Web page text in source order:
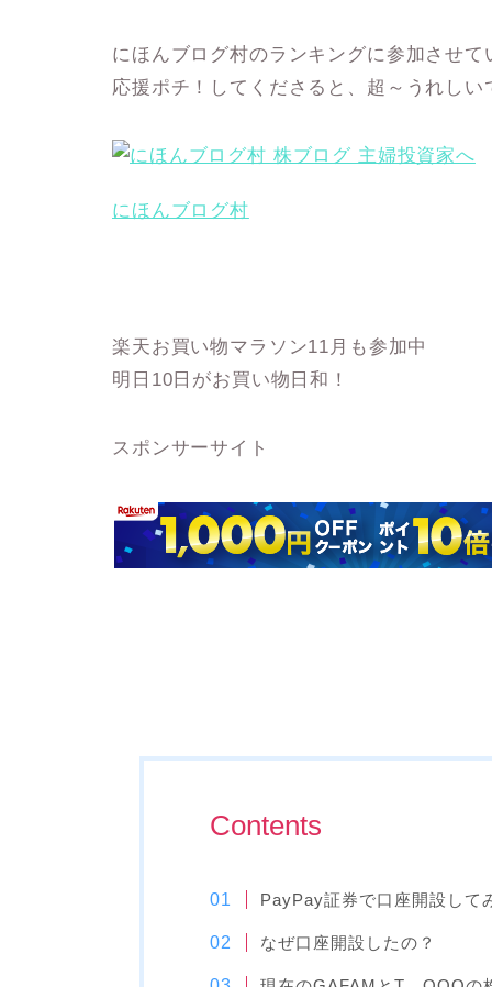
にほんブログ村のランキングに参加させて
応援ポチ！してくださると、超～うれし
にほんブログ村
楽天お買い物マラソン11月も参加中
明日10日がお買い物日和！
スポンサーサイト
Contents
PayPay証券で口座開設して
なぜ口座開設したの？